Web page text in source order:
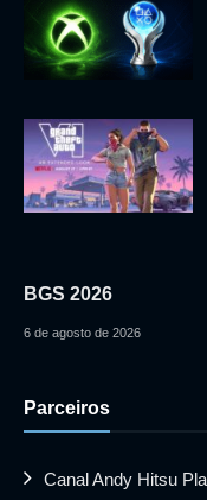
BGS 2026
6 de agosto de 2026
Parceiros
Canal Andy Hitsu